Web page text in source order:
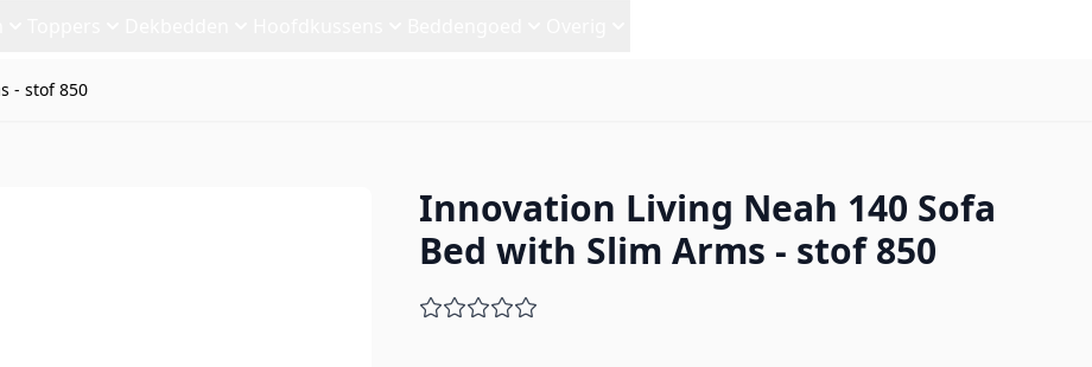
- stof 850
Bed with Slim Arms - stof 850Innovation Living Neah 140 Sofa
Bed with Slim Arms - stof 850